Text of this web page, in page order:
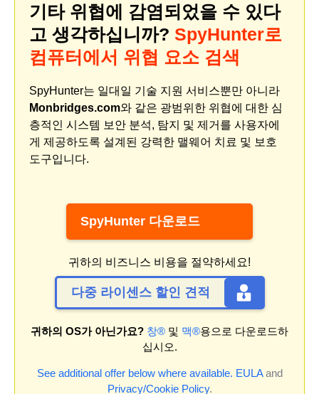
기타 위협에 감염되었을 수 있다
고 생각하십니까? SpyHunter로
컴퓨터에서 위협 요소 검색
SpyHunter는 일대일 기술 지원 서비스뿐만 아니라
Monbridges.com와 같은 광범위한 위협에 대한 심
층적인 시스템 보안 분석, 탐지 및 제거를 사용자에
게 제공하도록 설계된 강력한 맬웨어 치료 및 보호
도구입니다.
SpyHunter 다운로드
귀하의 비즈니스 비용을 절약하세요!
다중 라이센스 할인 견적
귀하의 OS가 아닌가요? 창® 및 맥®용으로 다운로드하
십시오.
See additional offer below where available. EULAand
Privacy/Cookie Policy.